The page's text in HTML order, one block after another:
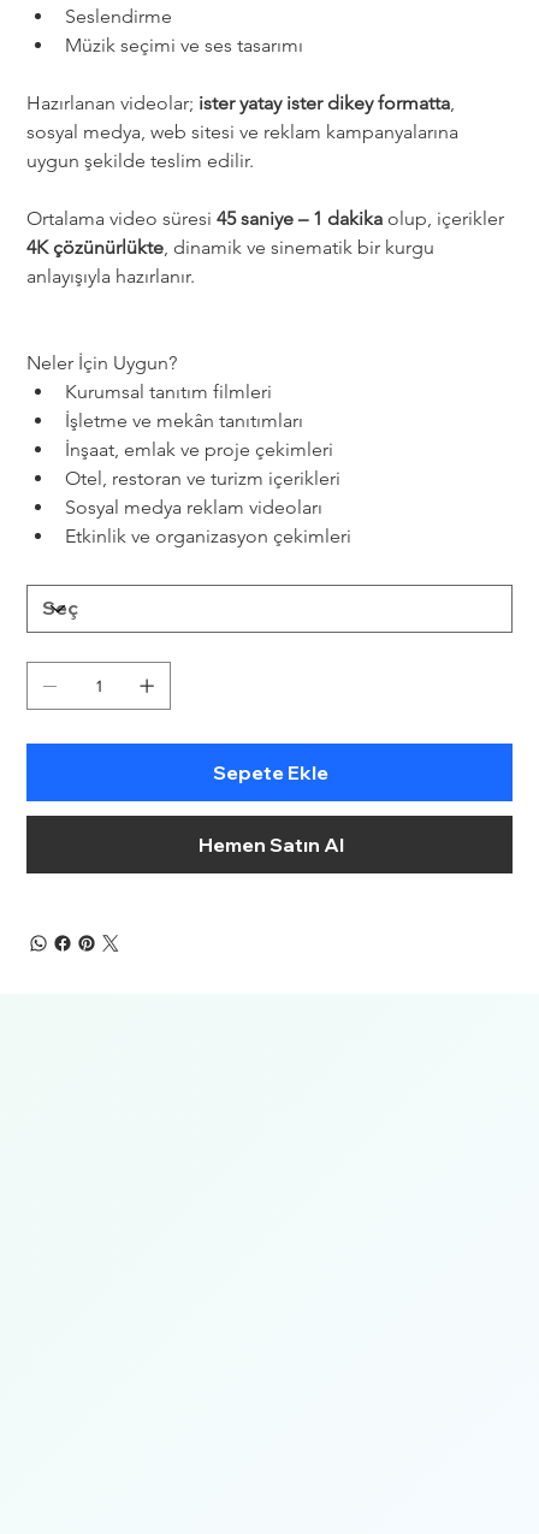
Seslendirme
Müzik seçimi ve ses tasarımı
Hazırlanan videolar; ister yatay ister dikey formatta
sosyal medya, web sitesi ve reklam kampanyalarına
uygun şekilde teslim edilir.
Ortalama video süresi 45 saniye – 1 dakika olup, içerikler
4K çözünürlükte , dinamik ve sinematik bir kurgu
anlayışıyla hazırlanır.
Neler İçin Uygun?
Kurumsal tanıtım filmleri
İşletme ve mekân tanıtımları
İnşaat, emlak ve proje çekimleri
Otel, restoran ve turizm içerikleri
Sosyal medya reklam videoları
Etkinlik ve organizasyon çekimleri
Sepete Ekle
Hemen Satın Al